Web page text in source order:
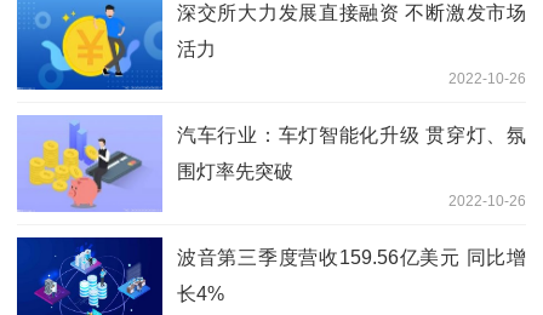
深交所大力发展直接融资 不断激发市场
活力
2022-10-26
汽车行业：车灯智能化升级 贯穿灯、氛
围灯率先突破
2022-10-26
波音第三季度营收159.56亿美元 同比增
长4%